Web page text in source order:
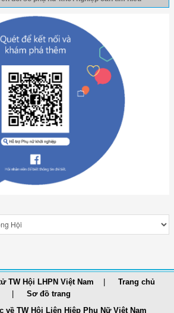
TW Hội LHPN Việt Nam
Trang chủ
Sơ đồ trang
về TW Hội Liên Hiệp Phụ Nữ Việt Nam